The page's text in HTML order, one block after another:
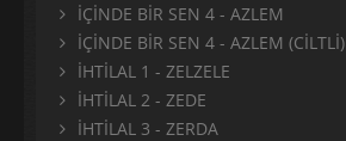
İÇİNDE BİR SEN 4 - AZLEM
İÇİNDE BİR SEN 4 - AZLEM (CİLTLİ)
İHTİLAL 1 - ZELZELE
İHTİLAL 2 - ZEDE
İHTİLAL 3 - ZERDA